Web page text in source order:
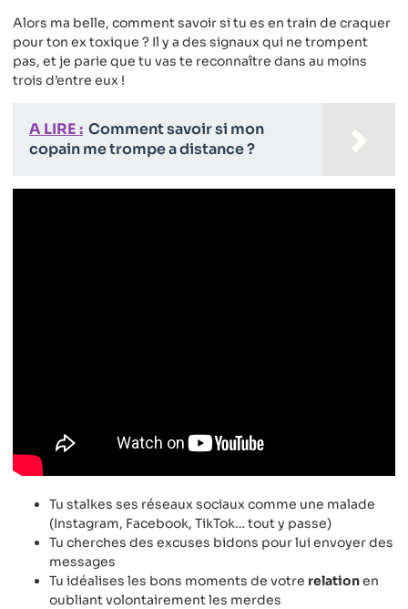
Alors ma belle, comment savoir si tu es en train de craquer
pour ton ex toxique ? Il y a des signaux qui ne trompent
pas, et je parie que tu vas te reconnaître dans au moins
trois d’entre eux !
A LIRE : Comment savoir si mon
copain me trompe a distance ?
Tu stalkes ses réseaux sociaux comme une malade
(Instagram, Facebook, TikTok… tout y passe)
Tu cherches des excuses bidons pour lui envoyer des
messages
Tu idéalises les bons moments de votre relationen
oubliant volontairement les merdes